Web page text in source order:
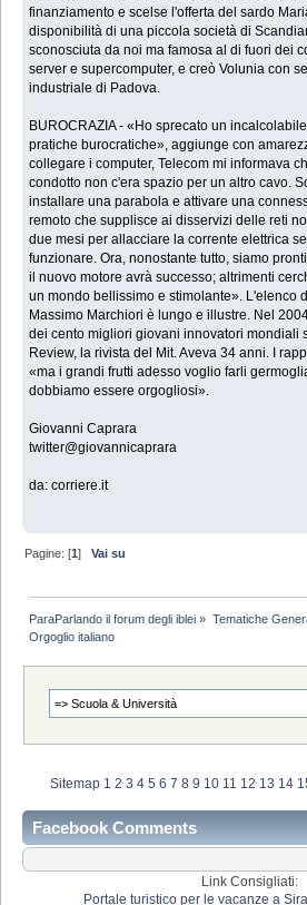
finanziamento e scelse l'offerta del sardo
disponibilità di una piccola società di
sconosciuta da noi ma famosa al di fuori dei
server e supercomputer, e creò Volunia con
industriale di Padova.
BUROCRAZIA - «Ho sprecato un
pratiche burocratiche», aggiunge con
collegare i computer, Telecom mi informava
condotto non c'era spazio per un altro cavo.
installare una parabola e attivare una
remoto che supplisce ai disservizi delle reti
due mesi per allacciare la corrente elettrica
funzionare. Ora, nonostante tutto, siamo
il nuovo motore avrà successo; altrimenti
un mondo bellissimo e stimolante». L'elenco
Massimo Marchiori è lungo e illustre. Nel
dei cento migliori giovani innovatori mondiali
Review, la rivista del Mit. Aveva 34 anni. I
«ma i grandi frutti adesso voglio farli
dobbiamo essere orgogliosi».
Giovanni Caprara
twitter@giovannicaprara
da: corriere.it
Pagine: [1]Vai su
ParaParlando il forum degli iblei » Tematiche
Orgoglio italiano
Sitemap 1 2 3 4 5 6 7 8 9 10 11 12 13 14
Facebook Comments
Link Consigliati:
Portale turistico per le vacanze a